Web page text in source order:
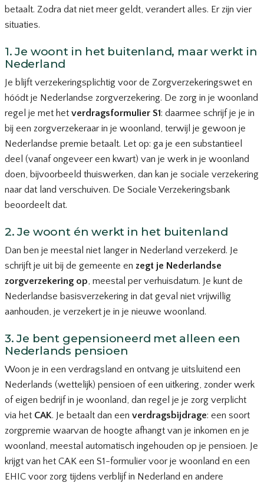
betaalt. Zodra dat niet meer geldt, verandert alles. Er zijn vier
situaties.
1. Je woont in het buitenland, maar werkt in
Nederland
Je blijft verzekeringsplichtig voor de Zorgverzekeringswet en
hóódt je Nederlandse zorgverzekering. De zorg in je woonland
regel je met het verdragsformulier S1: daarmee schrijf je je in
bij een zorgverzekeraar in je woonland, terwijl je gewoon je
Nederlandse premie betaalt. Let op: ga je een substantieel
deel (vanaf ongeveer een kwart) van je werk in je woonland
doen, bijvoorbeeld thuiswerken, dan kan je sociale verzekering
naar dat land verschuiven. De Sociale Verzekeringsbank
beoordeelt dat.
2. Je woont én werkt in het buitenland
Dan ben je meestal niet langer in Nederland verzekerd. Je
schrijft je uit bij de gemeente en zegt je Nederlandse
zorgverzekering op, meestal per verhuisdatum. Je kunt de
Nederlandse basisverzekering in dat geval niet vrijwillig
aanhouden, je verzekert je in je nieuwe woonland.
3. Je bent gepensioneerd met alleen een
Nederlands pensioen
Woon je in een verdragsland en ontvang je uitsluitend een
Nederlands (wettelijk) pensioen of een uitkering, zonder werk
of eigen bedrijf in je woonland, dan regel je je zorg verplicht
via het CAK. Je betaalt dan een verdragsbijdrage: een soort
zorgpremie waarvan de hoogte afhangt van je inkomen en je
woonland, meestal automatisch ingehouden op je pensioen. Je
krijgt van het CAK een S1-formulier voor je woonland en een
EHIC voor zorg tijdens verblijf in Nederland en andere